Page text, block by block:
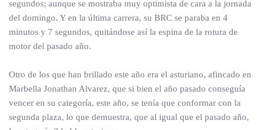
segundos; aunque se mostraba muy optimista de cara a la jornada
del domingo. Y en la última carrera, su BRC se paraba en 4
minutos y 7 segundos, quitándose así la espina de la rotura de
motor del pasado año.
Otro de los que han brillado este año era el asturiano, afincado en
Marbella Jonathan Alvarez, que si bien el año pasado conseguía
vencer en su categoría, este año, se tenía que conformar con la
segunda plaza, lo que demuestra, que al igual que el pasado año,